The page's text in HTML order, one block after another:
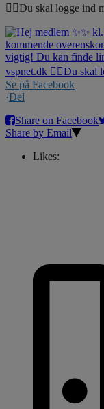
☝🏼Du skal logge ind
Se på Facebook
·Del
Share on Facebook
Share by Email
Likes: